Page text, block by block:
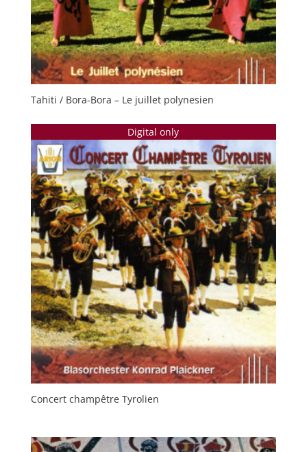
Tahiti / Bora-Bora – Le juillet polynesien
Digital only
Concert champêtre Tyrolien